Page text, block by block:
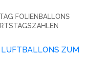
FOLIENBALLONS
ZUM G